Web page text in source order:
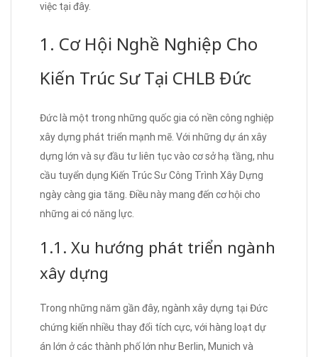
việc tại đây.
1. Cơ Hội Nghề Nghiệp Cho
Kiến Trúc Sư Tại CHLB Đức
Đức là một trong những quốc gia có nền công nghiệp
xây dựng phát triển mạnh mẽ. Với những dự án xây
dựng lớn và sự đầu tư liên tục vào cơ sở hạ tầng, nhu
cầu tuyển dụng Kiến Trúc Sư Công Trình Xây Dựng
ngày càng gia tăng. Điều này mang đến cơ hội cho
những ai có năng lực.
1.1. Xu hướng phát triển ngành
xây dựng
Trong những năm gần đây, ngành xây dựng tại Đức
chứng kiến nhiều thay đổi tích cực, với hàng loạt dự
án lớn ở các thành phố lớn như Berlin, Munich và